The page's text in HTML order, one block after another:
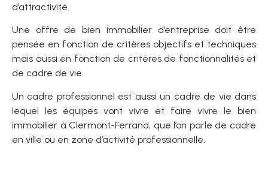
d’attractivité.
Une offre de bien immobilier d’entreprise doit être
pensée en fonction de critères objectifs et techniques
mais aussi en fonction de critères de fonctionnalités et
de cadre de vie.
Un cadre professionnel est aussi un cadre de vie dans
lequel les équipes vont vivre et faire vivre le bien
immobilier à Clermont-Ferrand, que l’on parle de cadre
en ville ou en zone d’activité professionnelle.